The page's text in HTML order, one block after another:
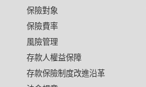
保險對象
保險費率
風險管理
存款人權益保障
存款保險制度改進沿革